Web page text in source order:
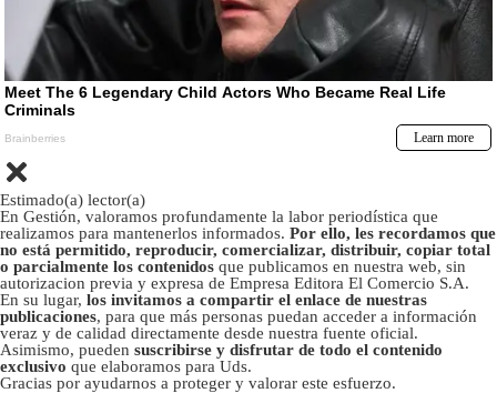
Estimado(a) lector(a)
En Gestión, valoramos profundamente la labor periodística que
realizamos para mantenerlos informados. Por ello, les recordamos que
no está permitido, reproducir, comercializar, distribuir, copiar total
o parcialmente los contenidos que publicamos en nuestra web, sin
autorizacion previa y expresa de Empresa Editora El Comercio S.A.
En su lugar, los invitamos a compartir el enlace de nuestras
publicaciones, para que más personas puedan acceder a información
veraz y de calidad directamente desde nuestra fuente oficial.
Asimismo, pueden suscribirse y disfrutar de todo el contenido
exclusivo que elaboramos para Uds.
Gracias por ayudarnos a proteger y valorar este esfuerzo.